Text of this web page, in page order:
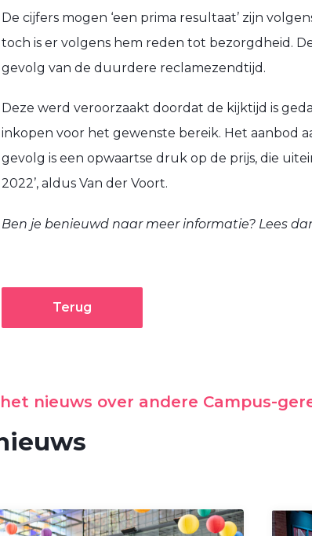
De cijfers mogen ‘een prima resultaat’ zijn
toch is er volgens hem reden tot bezorgdheid.
gevolg van de duurdere reclamezendtijd.
Deze werd veroorzaakt doordat de kijktijd is
inkopen voor het gewenste bereik. Het aanbod
gevolg is een opwaartse druk op de prijs, die
2022’, aldus Van der Voort.
Ben je benieuwd naar meer informatie? Lees
Terug
nieuws over andere Campus-